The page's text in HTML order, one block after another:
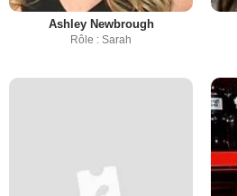
Ashley Newbrough
Rôle : Sarah